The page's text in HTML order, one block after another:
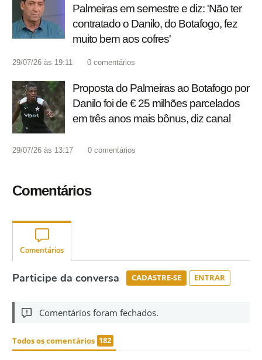
Palmeiras em semestre e diz: 'Não ter
contratado o Danilo, do Botafogo, fez
muito bem aos cofres'
29/07/26 às 19:11 0 comentários
Proposta do Palmeiras ao Botafogo por
Danilo foi de € 25 milhões parcelados
em três anos mais bônus, diz canal
29/07/26 às 13:17 0 comentários
Comentários